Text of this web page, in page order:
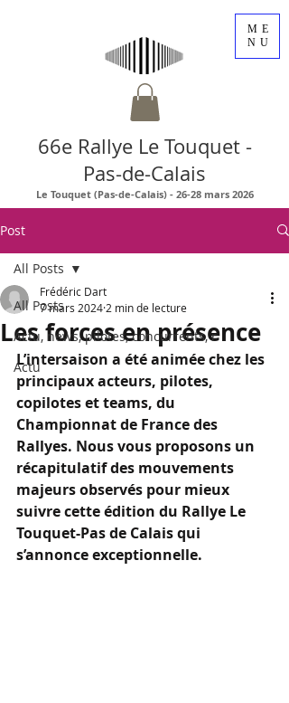
ME
NU
66e Rallye Le Touquet -
Pas-de-Calais
Le Touquet (Pas-de-Calais) - 26-28 mars 2026
Post
All Posts
Actu, news, pilotes, concurrents, r
Actu
All Posts
Les forces en présence
Frédéric Dart
7 mars 2024 2 min de lecture
L’intersaison a été animée chez les
principaux acteurs, pilotes,
copilotes et teams, du
Championnat de France des
Rallyes. Nous vous proposons un
récapitulatif des mouvements
majeurs observés pour mieux
suivre cette édition du Rallye Le
Touquet-Pas de Calais qui
s’annonce exceptionnelle.